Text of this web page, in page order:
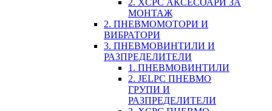
МОНТАЖ
2. ПНЕВМОМОТОРИ И
ВИБРАТОРИ
3. ПНЕВМОВИНТИЛИ И
РАЗПРЕДЕЛИТЕЛИ
1. ПНЕВМОВИНТИЛИ
2. JELPC ПНЕВМО
ГРУПИ И
РАЗПРЕДЕЛИТЕЛИ